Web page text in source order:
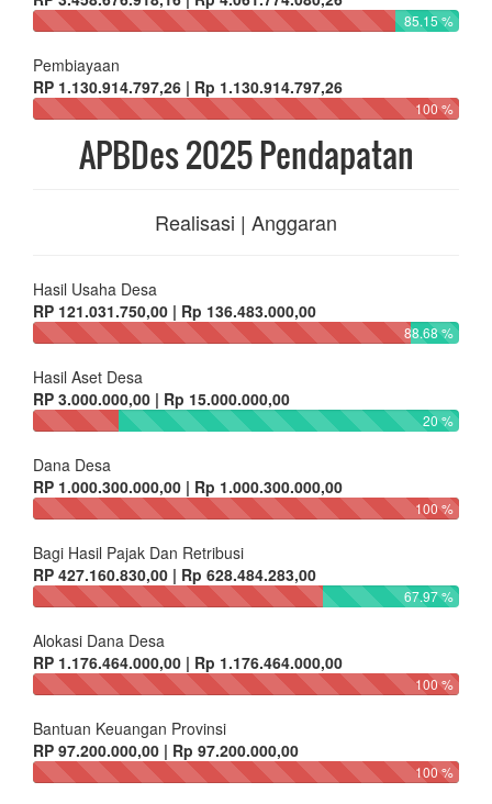
85.15 %
Pembiayaan
RP 1.130.914.797,26 | Rp 1.130.914.797,26
100 %
APBDes 2025 Pendapatan
Realisasi | Anggaran
Hasil Usaha Desa
RP 121.031.750,00 | Rp 136.483.000,00
88.68 %
Hasil Aset Desa
RP 3.000.000,00 | Rp 15.000.000,00
20 %
Dana Desa
RP 1.000.300.000,00 | Rp 1.000.300.000,00
100 %
Bagi Hasil Pajak Dan Retribusi
RP 427.160.830,00 | Rp 628.484.283,00
67.97 %
Alokasi Dana Desa
RP 1.176.464.000,00 | Rp 1.176.464.000,00
100 %
Bantuan Keuangan Provinsi
RP 97.200.000,00 | Rp 97.200.000,00
100 %